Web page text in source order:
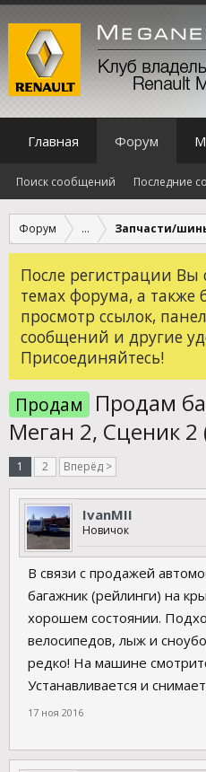
Форум ... Запчасти/
После регистрации Вы
темах форума, а также
просмотр ссылок,
сообщений и другие
Присоединяйтесь!
Продам
Продам
Меган 2, Сценик 2
1 2 Вперёд >
IvanMII
Новичок
В связи с продажей
багажник (рейлинги) на
хорошем состоянии.
велосипедов, лыж и
редко! На машине
Устанавливается и
17 ноя 2016
Главная Форум
Поиск сообщений Последние